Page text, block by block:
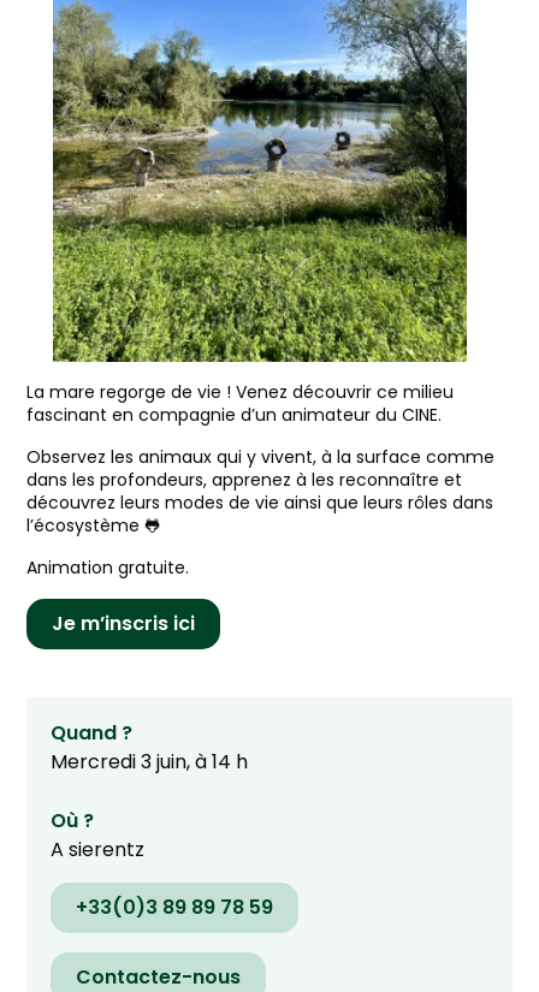
La mare regorge de vie ! Venez découvrir ce milieu
fascinant en compagnie d’un animateur du CINE.
Observez les animaux qui y vivent, à la surface comme
dans les profondeurs, apprenez à les reconnaître et
découvrez leurs modes de vie ainsi que leurs rôles dans
l’écosystème 🐸
Animation gratuite.
Je m’inscris ici
Quand ?
Mercredi 3 juin, à 14 h
Où ?
A sierentz
+33(0)3 89 89 78 59
Contactez-nous